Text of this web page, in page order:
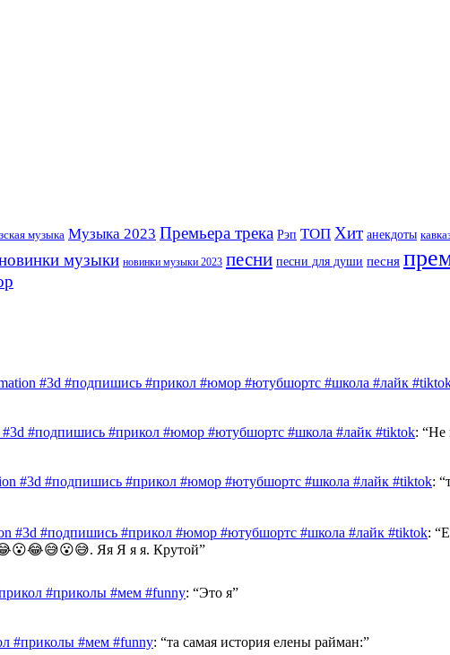
музыка Музыка 2023 Премьера трека Рэп ТОП Хит анекдоты
музыки новинки музыки 2023 песни песни для души песня
#3d #подпишись #прикол #юмор #ютубшортс #школа #лайк
#3d #подпишись #прикол #юмор #ютубшортс #школа #лайк #tiktok: “Не
#3d #подпишись #прикол #юмор #ютубшортс #школа #лайк #tiktok: “
#3d #подпишись #прикол #юмор #ютубшортс #школа #лайк #tiktok: “
Яя Я я я. Крутой”
#приколы #мем #funny: “Это я”
#приколы #мем #funny: “та самая история елены райман:”